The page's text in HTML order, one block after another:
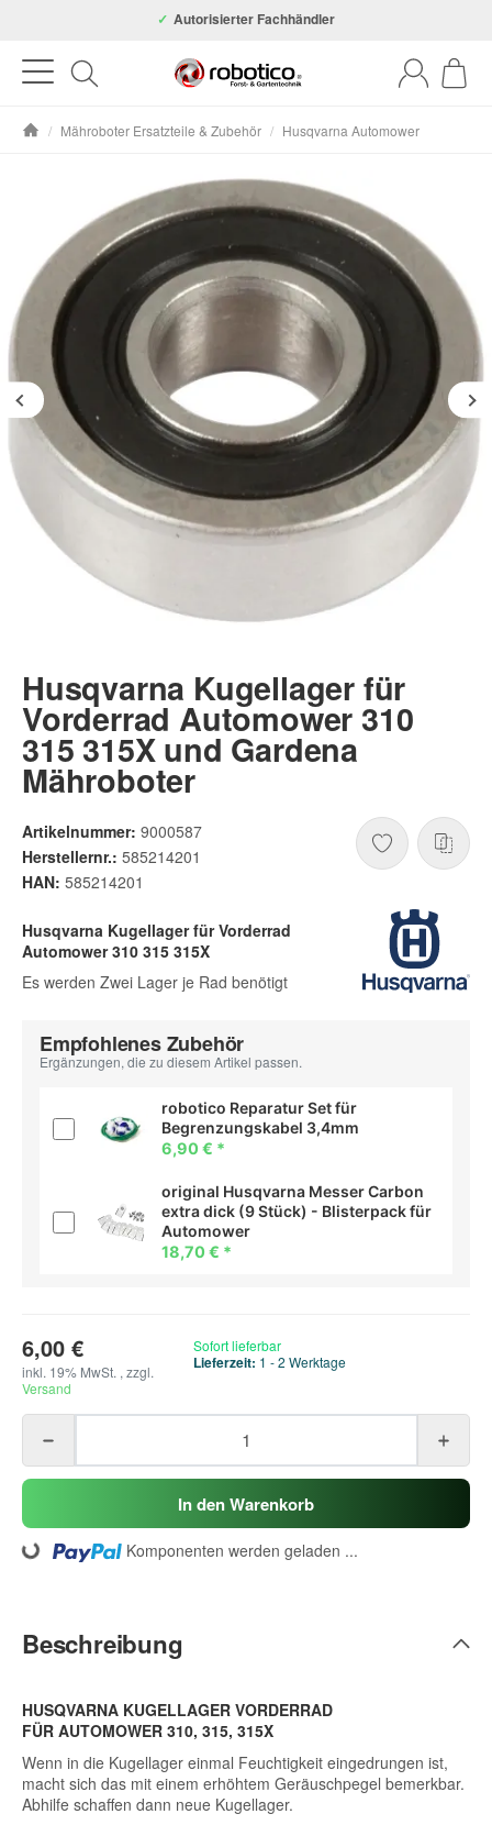
Autorisierter Fachhändler
/ Mähroboter Ersatzteile & Zubehör / Husqvarna Automower
Husqvarna Kugellager für
Vorderrad Automower 310
315 315X und Gardena
Mähroboter
Artikelnummer: 9000587
Herstellernr.: 585214201
HAN: 585214201
Husqvarna Kugellager für Vorderrad
Automower 310 315 315X
Es werden Zwei Lager je Rad benötigt
Empfohlenes Zubehör
Ergänzungen, die zu diesem Artikel passen.
robotico Reparatur Set für
Begrenzungskabel 3,4mm
6,90 € *
original Husqvarna Messer Carbon
extra dick (9 Stück) - Blisterpack für
Automower
18,70 € *
6,00 €
inkl. 19% MwSt. , zzgl.
Versand
Sofort lieferbar
Lieferzeit: 1 - 2 Werktage
In den Warenkorb
Komponenten werden geladen ...
Beschreibung
HUSQVARNA KUGELLAGER VORDERRAD
FÜR AUTOMOWER 310, 315, 315X
Wenn in die Kugellager einmal Feuchtigkeit eingedrungen ist,
macht sich das mit einem erhöhtem Geräuschpegel bemerkbar.
Abhilfe schaffen dann neue Kugellager.